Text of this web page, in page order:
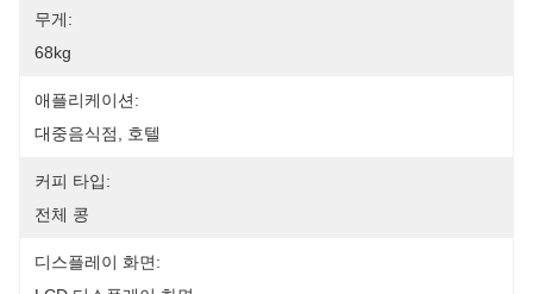
무게:
68kg
애플리케이션:
대중음식점, 호텔
커피 타입:
전체 콩
디스플레이 화면: